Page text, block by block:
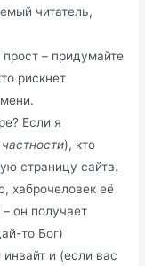
читатель,
прост – придумайте
рискнет
Если я
), кто
страницу сайта.
хаброчеловек её
он получает
то Бог)
и (если вас